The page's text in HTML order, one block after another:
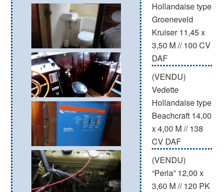
Hollandaise type
Groeneveld
Kruiser 11,45 x
3,50 M // 100 CV
DAF
(VENDU)
Vedette
Hollandaise type
Beachcraft 14,00
x 4,00 M // 138
CV DAF
(VENDU)
“Perla” 12,00 x
3,60 M // 120 PK